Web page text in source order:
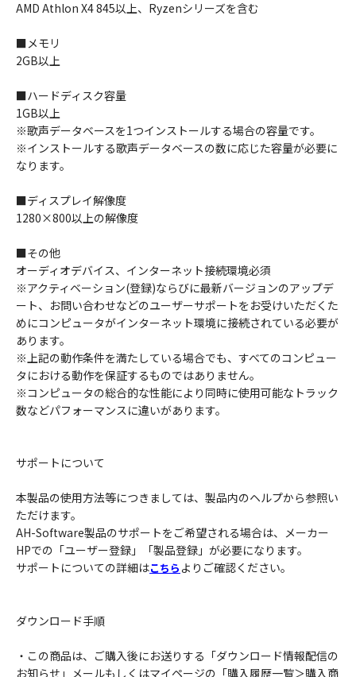
AMD Athlon X4 845以上、Ryzenシリーズを含む
■メモリ
2GB以上
■ハードディスク容量
1GB以上
※歌声データベースを1つインストールする場合の容量です。
※インストールする歌声データベースの数に応じた容量が必要に
なります。
■ディスプレイ解像度
1280×800以上の解像度
■その他
オーディオデバイス、インターネット接続環境必須
※アクティベーション(登録)ならびに最新バージョンのアップデ
ート、お問い合わせなどのユーザーサポートをお受けいただくた
めにコンピュータがインターネット環境に接続されている必要が
あります。
※上記の動作条件を満たしている場合でも、すべてのコンピュー
タにおける動作を保証するものではありません。
※コンピュータの総合的な性能により同時に使用可能なトラック
数などパフォーマンスに違いがあります。
サポートについて
本製品の使用方法等につきましては、製品内のヘルプから参照い
ただけます。
AH-Software製品のサポートをご希望される場合は、メーカー
HPでの「ユーザー登録」「製品登録」が必要になります。
サポートについての詳細はこちら よりご確認ください。
ダウンロード手順
・この商品は、ご購入後にお送りする「ダウンロード情報配信の
お知らせ」メールもしくはマイページの「購入履歴一覧＞購入商